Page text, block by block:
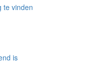
te vinden
is